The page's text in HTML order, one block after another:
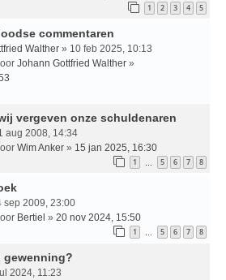
1 2 3 4 5
commentaren
Walther » 10 feb 2025, 10:13
Johann Gottfried Walther »
vergeven onze schuldenaren
aug 2008, 14:34
Wim Anker » 15 jan 2025, 16:30
1 … 5 6 7 8
sep 2009, 23:00
Bertiel » 20 nov 2024, 15:50
1 … 5 6 7 8
gewenning?
2024, 11:23